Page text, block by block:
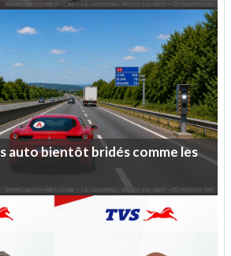
autobientôt bridéscommeles